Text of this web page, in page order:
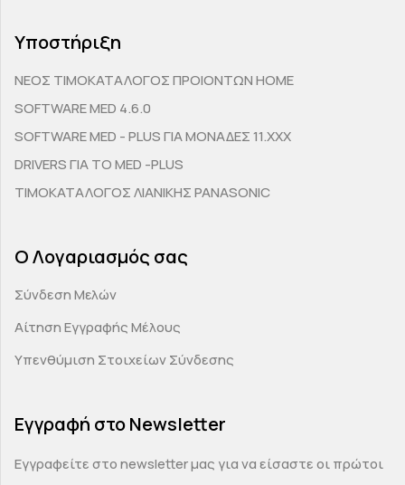
Υποστήριξη
ΝΕΟΣ ΤΙΜΟΚΑΤΑΛΟΓΟΣ ΠΡΟΙΟΝΤΩΝ HOME
SOFTWARE MED 4.6.0
SOFTWARE MED - PLUS ΓΙΑ ΜΟΝΑΔΕΣ 11.ΧΧΧ
DRIVERS ΓΙΑ ΤΟ MED -PLUS
ΤΙΜΟΚΑΤΑΛΟΓΟΣ ΛΙΑΝΙΚΗΣ PANASONIC
Ο Λογαριασμός σας
Σύνδεση Μελών
Αίτηση Εγγραφής Μέλους
Υπενθύμιση Στοιχείων Σύνδεσης
Εγγραφή στο Newsletter
Εγγραφείτε στο newsletter μας για να είσαστε οι πρώτοι